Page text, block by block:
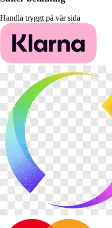
Handla tryggt på vår sida